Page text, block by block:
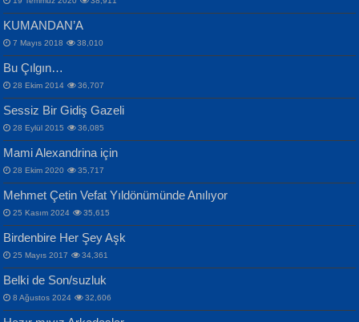
İPEK ACAR SERT
Gazze’nin Şecaati, Ümmetin İmtihanı...
MAHMUT GÜRBÜZ
İbrahim Olmak ve Bitirebilmek...
Selahattin Yıldız
İdrakimle Üşürken...
Songül Özel
Mahzen...
ERDEM BAYAZIT
Sana, Bana, Vatanıma, Ülkemin
İnsanlarına Dair...
NAZIM HİKMET RAN
Bir Cezaevinde, Tecritteki Adamın
Mektupları...
KUMANDAN’A
7 Mayıs 2018 38,010
Bu Çılgın…
28 Ekim 2014 36,707
Sessiz Bir Gidiş Gazeli
28 Eylül 2015 36,085
Mami Alexandrina için
28 Ekim 2020 35,717
Mehmet Çetin Vefat Yıldönümünde Anılıyor
25 Kasım 2024 35,615
Birdenbire Her Şey Aşk
25 Mayıs 2017 34,361
Belki de Son/suzluk
8 Ağustos 2024 32,606